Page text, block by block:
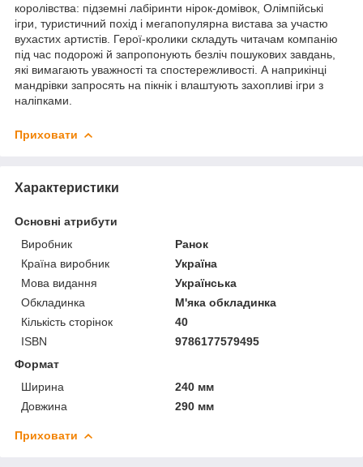
королівства: підземні лабіринти нірок-домівок, Олімпійські
ігри, туристичний похід і мегапопулярна вистава за участю
вухастих артистів. Герої-кролики складуть читачам компанію
під час подорожі й запропонують безліч пошукових завдань,
які вимагають уважності та спостережливості. А наприкінці
мандрівки запросять на пікнік і влаштують захопливі ігри з
наліпками.
Приховати
Характеристики
Основні атрибути
Виробник
Ранок
Країна виробник
Україна
Мова видання
Українська
Обкладинка
М'яка обкладинка
Кількість сторінок
40
ISBN
9786177579495
Формат
Ширина
240 мм
Довжина
290 мм
Приховати